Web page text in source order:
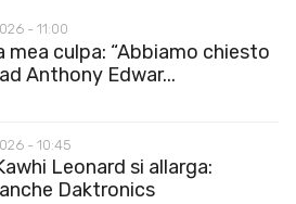
- 11:00
mea culpa: “Abbiamo chiesto
Anthony Edwar...
- 10:45
Leonard si allarga:
Daktronics